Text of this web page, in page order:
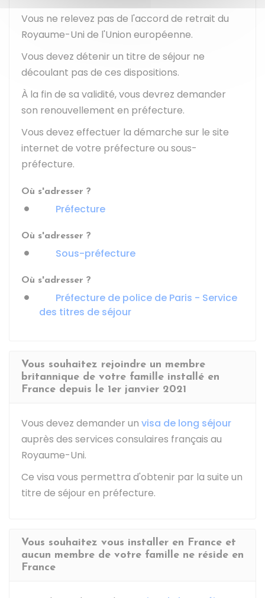
Vous ne relevez pas de l'accord de retrait du
Royaume-Uni de l'Union européenne.
Vous devez détenir un titre de séjour ne
découlant pas de ces dispositions.
À la fin de sa validité, vous devrez demander
son renouvellement en préfecture.
Vous devez effectuer la démarche sur le site
internet de votre préfecture ou sous-
préfecture.
Où s'adresser ?
Préfecture
Où s'adresser ?
Sous-préfecture
Où s'adresser ?
Préfecture de police de Paris - Service
des titres de séjour
Vous souhaitez rejoindre un membre
britannique de votre famille installé en
France depuis le 1er janvier 2021
Vous devez demander un visa de long séjour
auprès des services consulaires français au
Royaume-Uni.
Ce visa vous permettra d'obtenir par la suite un
titre de séjour en préfecture.
Vous souhaitez vous installer en France et
aucun membre de votre famille ne réside en
France